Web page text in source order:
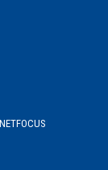
NETFOCUS